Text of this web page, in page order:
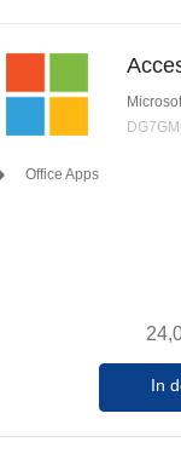
Office Apps
In